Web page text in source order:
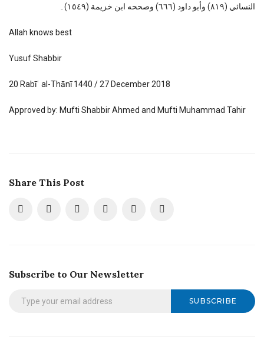
النسائي (٨١٩) وأبو داود (٦٦٦) وصححه ابن خزيمة (١٥٤٩)۔
Allah knows best
Yusuf Shabbir
20 Rabīʿ al-Thānī 1440 / 27 December 2018
Approved by: Mufti Shabbir Ahmed and Mufti Muhammad Tahir
Share This Post
Subscribe to Our Newsletter
SUBSCRIBE